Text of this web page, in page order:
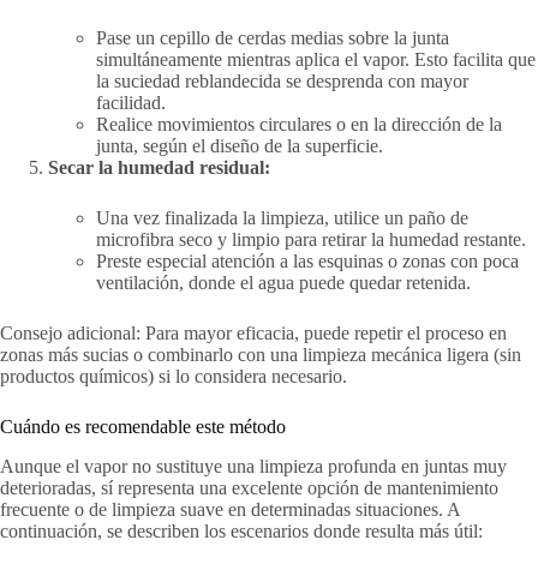
Pase un cepillo de cerdas medias sobre la junta
simultáneamente mientras aplica el vapor. Esto facilita que
la suciedad reblandecida se desprenda con mayor
facilidad.
Realice movimientos circulares o en la dirección de la
junta, según el diseño de la superficie.
Secar la humedad residual:
Una vez finalizada la limpieza, utilice un paño de
microfibra seco y limpio para retirar la humedad restante.
Preste especial atención a las esquinas o zonas con poca
ventilación, donde el agua puede quedar retenida.
Consejo adicional: Para mayor eficacia, puede repetir el proceso en
zonas más sucias o combinarlo con una limpieza mecánica ligera (sin
productos químicos) si lo considera necesario.
Cuándo es recomendable este método
Aunque el vapor no sustituye una limpieza profunda en juntas muy
deterioradas, sí representa una excelente opción de mantenimiento
frecuente o de limpieza suave en determinadas situaciones. A
continuación, se describen los escenarios donde resulta más útil: